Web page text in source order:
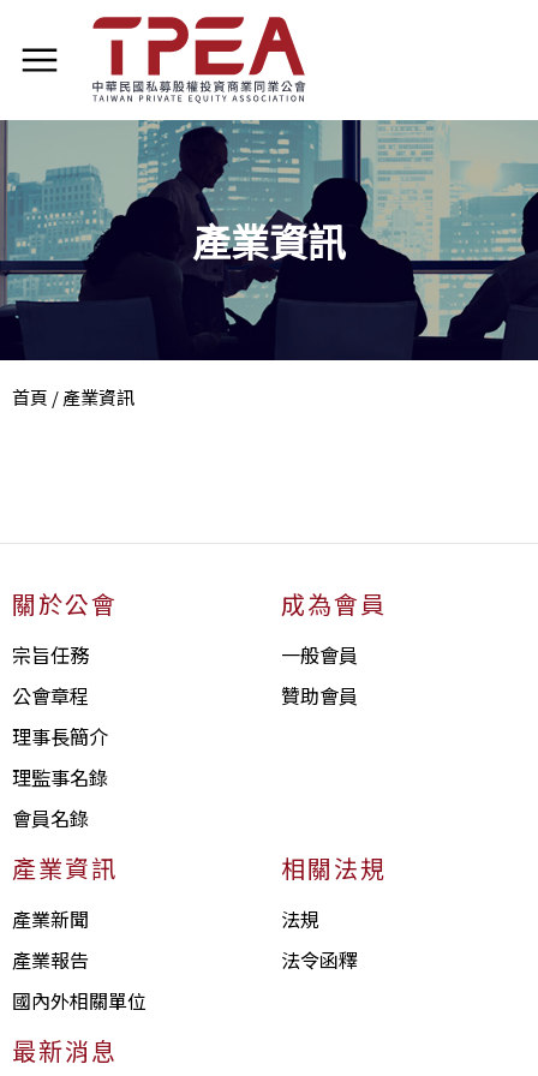
產業資訊
首頁 /產業資訊
關於公會
宗旨任務
公會章程
理事長簡介
理監事名錄
會員名錄
成為會員
一般會員
贊助會員
產業資訊
產業新聞
產業報告
國內外相關單位
相關法規
法規
法令函釋
最新消息